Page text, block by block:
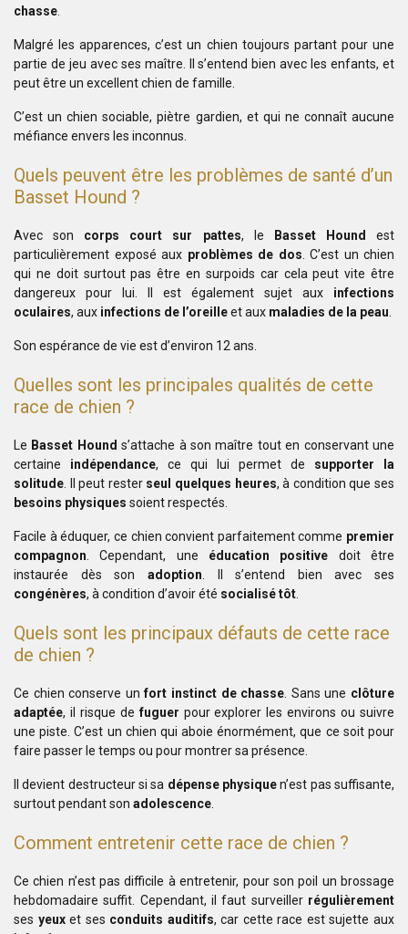
chasse
Malgré les apparences, c’est un chien toujours partant pour une
partie de jeu avec ses maître. Il s’entend bien avec les enfants, et
peut être un excellent chien de famille.
C’est un chien sociable, piètre gardien, et qui ne connaît aucune
méfiance envers les inconnus.
Quels peuvent être les problèmes de santé d’un
Basset Hound ?
Avec son corps court sur pattes, le Basset Hound
est
particulièrement exposé aux problèmes de dos . C’est un chien
qui ne doit surtout pas être en surpoids car cela peut vite être
dangereux pour lui. Il est également sujet aux infections
oculaires, aux infections de l’oreilleet aux maladies de la peau
Son espérance de vie est d’environ 12 ans.
Quelles sont les principales qualités de cette
race de chien ?
Le Basset Hound s’attache à son maître tout en conservant une
certaine indépendance, ce qui lui permet de supporter la
solitude . Il peut rester seul quelques heures, à condition que ses
besoins physiques soient respectés.
Facile à éduquer, ce chien convient parfaitement comme premier
compagnon . Cependant, une éducation positive doit être
instaurée dès son adoption . Il s’entend bien avec ses
congénères, à condition d’avoir été socialisé tôt
Quels sont les principaux défauts de cette race
de chien ?
Ce chien conserve unfort instinct de chasse . Sans une clôture
adaptée, il risque defuguer pour explorer les environs ou suivre
une piste. C’est un chien qui aboie énormément, que ce soit pour
faire passer le temps ou pour montrer sa présence.
Il devient destructeur si sa dépense physiquen’est pas suffisante,
surtout pendant son adolescence
Comment entretenir cette race de chien ?
Ce chien n’est pas difficile à entretenir, pour son poil un brossage
hebdomadaire suffit. Cependant, il faut surveiller régulièrement
ses yeuxet ses conduits auditifs, car cette race est sujette aux